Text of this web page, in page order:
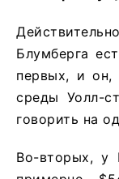
Блумберга
первых, и
среды Уолл-
говорить на
Во-вторых, у